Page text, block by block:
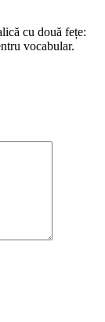
cu două fețe:
vocabular.